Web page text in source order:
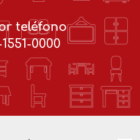
teléfono
0000